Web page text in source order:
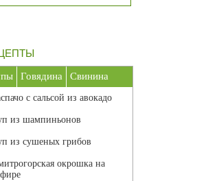
Говядина Свинина
с сальсой из авокадо
из шампиньонов
из сушеных грибов
окрошка на